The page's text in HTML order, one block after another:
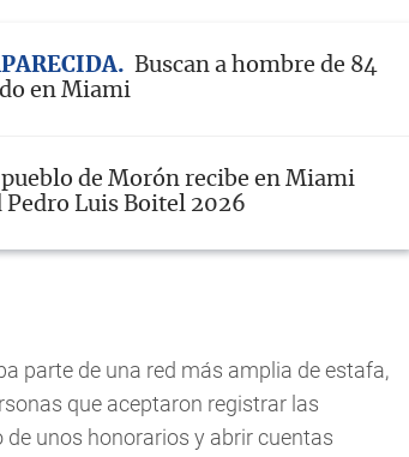
Buscan a hombre de 84
en Miami
de Morón recibe en Miami
Luis Boitel 2026
parte de una red más amplia de estafa,
que aceptaron registrar las
unos honorarios y abrir cuentas